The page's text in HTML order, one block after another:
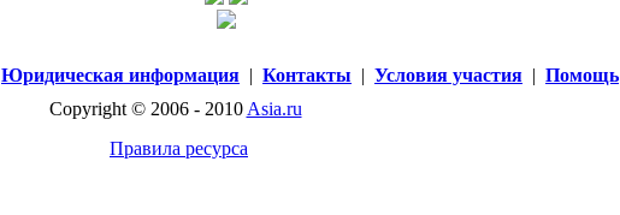
Юридическая информация | Контакты | Условия участия | Помощь
Copyright © 2006 - 2010 Asia.ru
Правила ресурса